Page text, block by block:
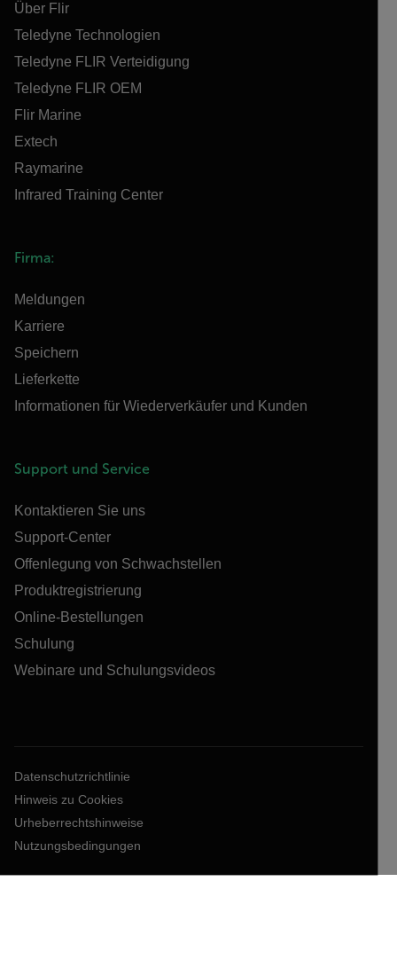
Über Flir
Teledyne Technologien
Teledyne FLIR Verteidigung
Teledyne FLIR OEM
Flir Marine
Extech
Raymarine
Infrared Training Center
Firma:
Meldungen
Karriere
Speichern
Lieferkette
Informationen für Wiederverkäufer und Kunden
Support und Service
Kontaktieren Sie uns
Support-Center
Offenlegung von Schwachstellen
Produktregistrierung
Online-Bestellungen
Schulung
Webinare und Schulungsvideos
Datenschutzrichtlinie
Hinweis zu Cookies
Urheberrechtshinweise
Nutzungsbedingungen